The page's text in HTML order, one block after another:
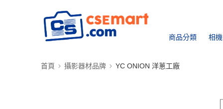
商品分類 相
首頁 攝影器材品牌 YC ONION 洋蔥工廠